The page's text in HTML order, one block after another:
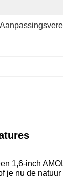
1,6-inch
je nu de natuur